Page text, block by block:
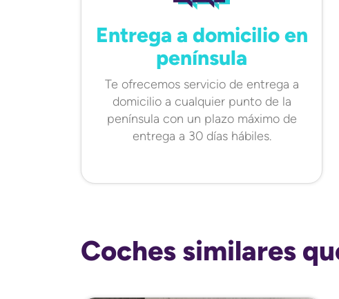
Entrega a domicilio en
península
Te ofrecemos servicio de entrega a
domicilio a cualquier punto de la
península con un plazo máximo de
entrega a 30 días hábiles.
Coches similares